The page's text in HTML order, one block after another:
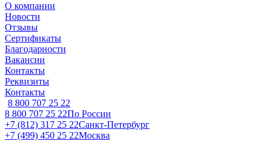
О компании
Новости
Отзывы
Сертификаты
Благодарности
Вакансии
Контакты
Реквизиты
Контакты
8 800 707 25 22
8 800 707 25 22По России
+7 (812) 317 25 22Санкт-Петербург
+7 (499) 450 25 22Москва